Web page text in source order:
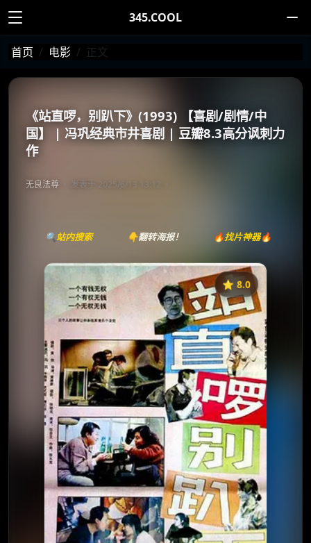
345.COOL
首页 电影 正文
《站直啰，别趴下》(1993) 【喜剧/剧情/中
国】 | 冯巩经典市井喜剧 | 豆瓣8.3高分讽刺力
作
无良法尊 发表于 2025/6/13 13:12
🔍站内搜索 👇翻转海报！ 🔥找片神器🔥
⭐️ 8.0
《站直啰，别趴下》
⭐
收藏
⭐️ 评分：8.0 | 🎬 1993年
夸克网盘